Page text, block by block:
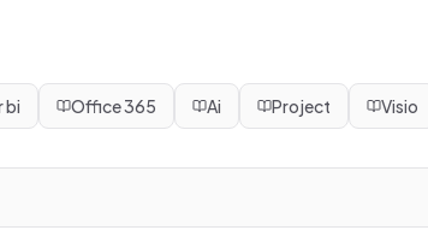
bi Office 365 Ai Project Visio